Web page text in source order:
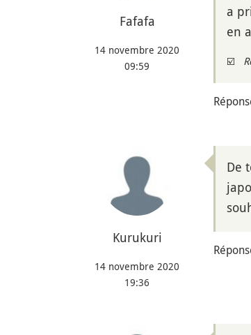
Fafafa
14 novembre 2020
09:59
a
en
☑️
Kurukuri
14 novembre 2020
19:36
De